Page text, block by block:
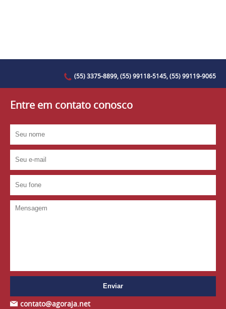
(55) 3375-8899, (55) 99118-5145, (55) 99119-9065
Entre em contato conosco
contato@agoraja.net